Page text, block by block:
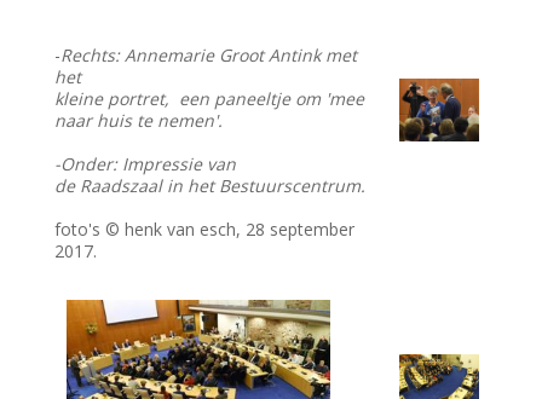
-Rechts: Annemarie Groot Antink met
het
kleine portret, een paneeltje om 'mee
naar huis te nemen'.
-Onder: Impressie van
de Raadszaal in het Bestuurscentrum.
foto's © henk van esch, 28 september
2017.